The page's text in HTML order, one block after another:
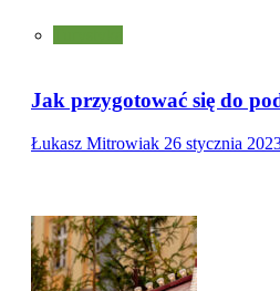
Jak przygotować się do
Łukasz Mitrowiak 26 stycznia